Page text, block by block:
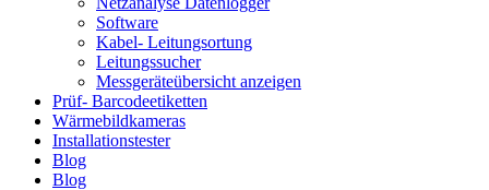
Software
Kabel- Leitungsortung
Leitungssucher
Messgeräteübersicht anzeigen
Prüf- Barcodeetiketten
Wärmebildkameras
Installationstester
Blog
Blog